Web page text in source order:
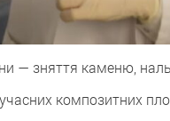
— зняття каменю,
композитних